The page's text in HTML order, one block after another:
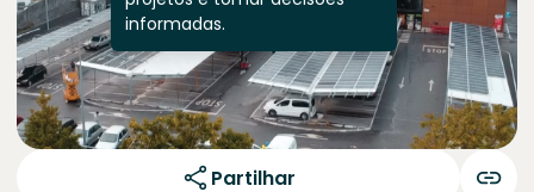
informadas.
Partilhar